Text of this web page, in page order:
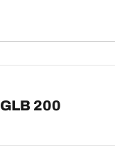
GLB 200